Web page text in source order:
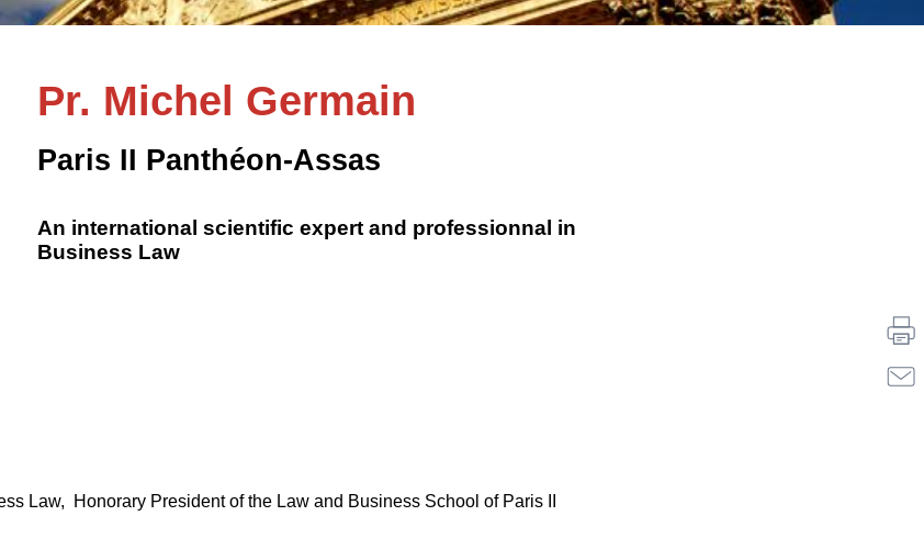
Pr. Michel Germain
Paris II Panthéon-Assas
An international scientific expert and professionnal in
Business Law
Law, Honorary President of the Law and Business School of Paris II